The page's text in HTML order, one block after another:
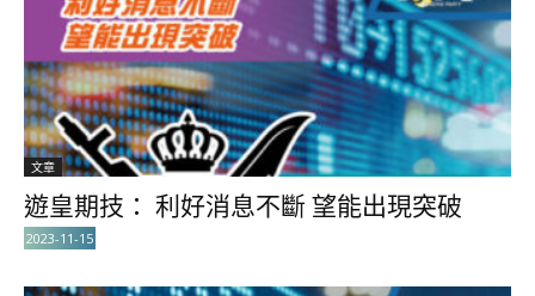
文章
遊皇期技： 利好消息不斷 望能出現突破
2023-11-15